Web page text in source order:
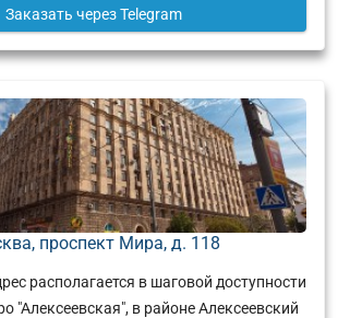
Заказать через Telegram
проспект Мира, д. 118
располагается в шаговой доступности
"Алексеевская", в районе Алексеевский